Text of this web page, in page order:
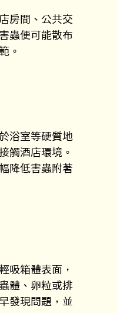
房間、公共交
蟲便可能散布
。
浴室等硬質地
觸酒店環境。
降低害蟲附著
吸箱體表面，
體、卵粒或排
發現問題，並